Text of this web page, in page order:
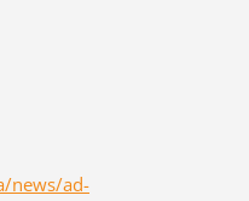
news/ad-